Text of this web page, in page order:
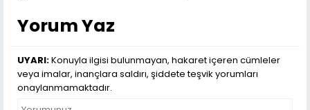
Yorum Yaz
UYARI:Konuyla ilgisi bulunmayan, hakaret içeren cümleler
veya imalar, inançlara saldırı, şiddete teşvik yorumları
onaylanmamaktadır.